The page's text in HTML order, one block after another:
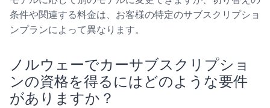
条件や関連する料金は、お客様の特定のサブスクリプショ
ンプランによって異なります。
ノルウェーでカーサブスクリプショ
ンの資格を得るにはどのような要件
がありますか？